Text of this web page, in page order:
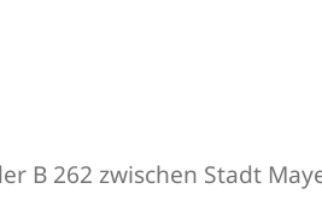
B 262 zwischen Stadt